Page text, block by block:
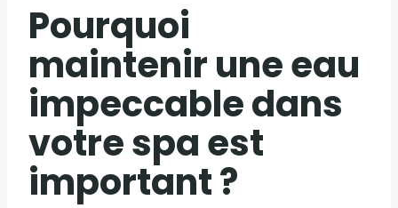
Pourquoi
maintenir une eau
impeccable dans
votre spa est
important ?